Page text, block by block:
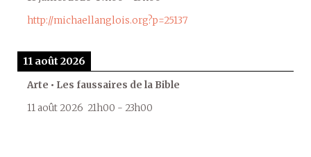
http://michaellanglois.org?p=25137
11 août 2026
Arte • Les faussaires de la Bible
11 août 2026 21h00 - 23h00